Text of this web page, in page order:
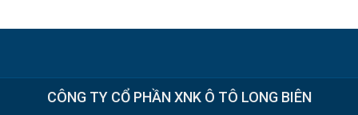
CÔNG TY CỔ PHẦN XNK Ô TÔ LONG BIÊN